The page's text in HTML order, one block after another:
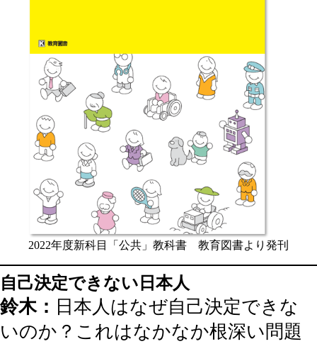
2022年度新科目「公共」教科書 教育図書より発刊
自己決定できない日本人
鈴木： 日本人はなぜ自己決定できな
いのか？これはなかなか根深い問題